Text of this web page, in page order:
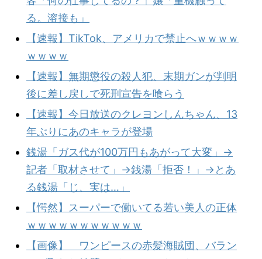
る。溶接も」
【速報】TikTok、アメリカで禁止へｗｗｗｗ
ｗｗｗｗ
【速報】無期懲役の殺人犯、末期ガンが判明
後に差し戻しで死刑宣告を喰らう
【速報】今日放送のクレヨンしんちゃん、13
年ぶりにあのキャラが登場
銭湯「ガス代が100万円もあがって大変」→
記者「取材させて」→銭湯「拒否！」→とあ
る銭湯「じ、実は…」
【愕然】スーパーで働いてる若い美人の正体
ｗｗｗｗｗｗｗｗｗｗｗ
【画像】 ワンピースの赤髪海賊団、バラン